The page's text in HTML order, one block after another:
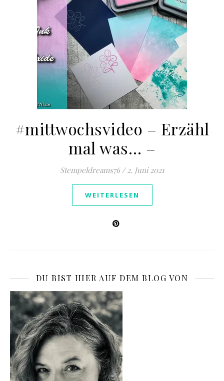
#mittwochsvideo – Erzähl
mal was… –
Stempeldreams76 / 2. Juni 2021
WEITERLESEN
DU BIST HIER AUF DEM BLOG VON